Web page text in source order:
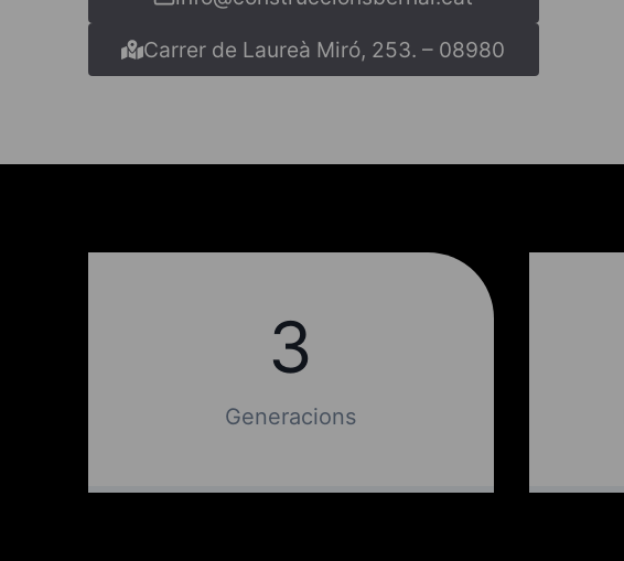
Carrer de Laureà Miró, 253. – 08980
3
Generacions